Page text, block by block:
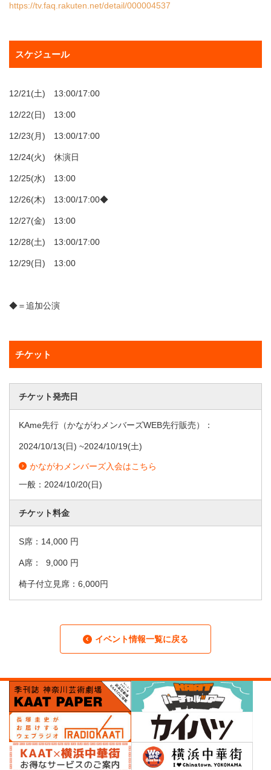
https://tv.faq.rakuten.net/detail/000004537
スケジュール
12/21(土) 13:00/17:00
12/22(日) 13:00
12/23(月) 13:00/17:00
12/24(火) 休演日
12/25(水) 13:00
12/26(木) 13:00/17:00◆
12/27(金) 13:00
12/28(土) 13:00/17:00
12/29(日) 13:00
◆＝追加公演
チケット
チケット発売日
KAme先行（かながわメンバーズWEB先行販売）：
2024/10/13(日) ~2024/10/19(土)
かながわメンバーズ入会はこちら
一般： 2024/10/20(日)
チケット料金
S席：14,000 円
A席： 9,000 円
椅子付立見席：6,000円
イベント情報一覧に戻る